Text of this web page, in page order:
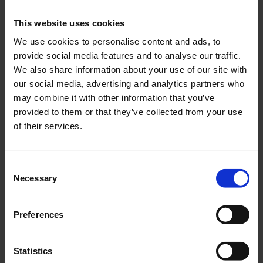
This website uses cookies
We use cookies to personalise content and ads, to
provide social media features and to analyse our traffic.
We also share information about your use of our site with
our social media, advertising and analytics partners who
may combine it with other information that you’ve
provided to them or that they’ve collected from your use
of their services.
Necessary
Preferences
Statistics
Insugspackning
Honda/Yamaha 20mm
HOP003-17-116-02
95 KR
KÖP
Membranpackning Honda
MT
HOP020-17-118-02
20KR